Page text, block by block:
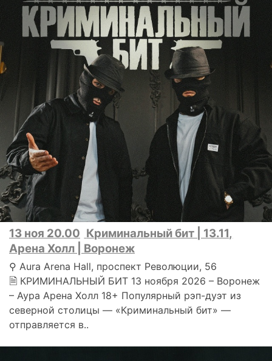
13 ноя 20.00 Криминальный бит | 13.11,
Арена Холл | Воронеж
⚲ Aura Arena Hall, проспект Революции, 56
🗎 КРИМИНАЛЬНЫЙ БИТ 13 ноября 2026 – Воронеж
– Аура Арена Холл 18+ Популярный рэп-дуэт из
северной столицы — «Криминальный бит» —
отправляется в..